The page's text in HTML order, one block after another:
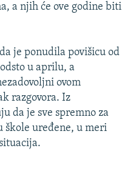
a njih će ove godine biti
je ponudila povišicu od
u aprilu, a
ovom
razgovora. Iz
da je sve spremno za
škole uređene, u meri